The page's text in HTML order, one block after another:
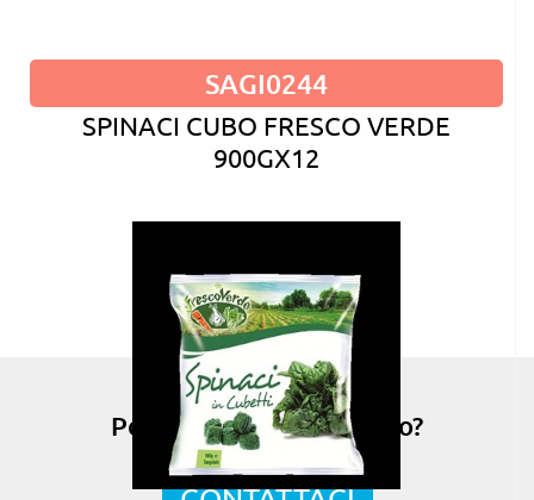
SAGI0244
SPINACI CUBO FRESCO VERDE
900GX12
Possiamo esserti di aiuto?